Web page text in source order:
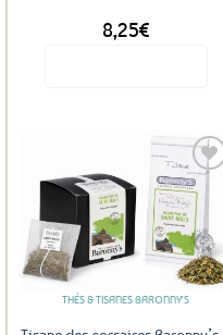
8,25€
Ajouter
aux
favoris
THÉS & TISANES BARONNY'S